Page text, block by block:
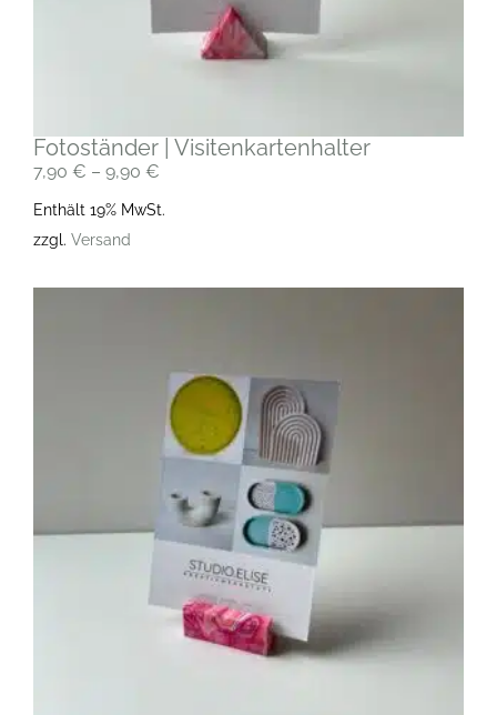
Fotoständer | Visitenkartenhalter
7,90 € – 9,90 €
Enthält 19% MwSt.
zzgl. Versand